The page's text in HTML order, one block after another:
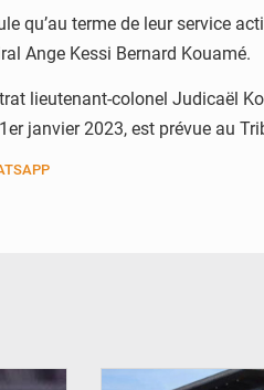
qu’au terme de leur service
Ange Kessi Bernard Kouamé.
lieutenant-colonel Judicaël
janvier 2023, est prévue au